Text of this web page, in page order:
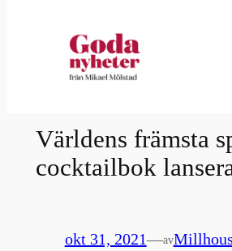
Världens främsta
cocktailbok
okt 31, 2021—av